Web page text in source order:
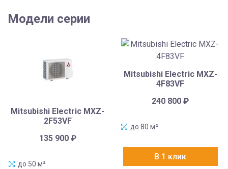
Модели серии
Mitsubishi Electric MXZ-
2F53VF
135 900 ₽
до 50 м²
Mitsubishi Electric MXZ-
4F83VF
240 800₽
до 80 м²
В 1 клик